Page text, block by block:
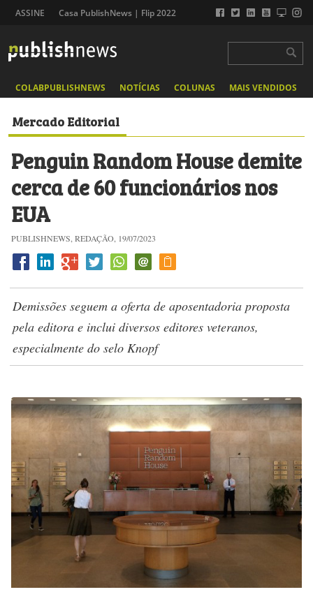
ASSINE Casa PublishNews | Flip 2022
COLABPUBLISHNEWS NOTÍCIAS COLUNAS MAIS VENDIDOS
Mercado Editorial
Penguin Random House demite
cerca de 60 funcionários nos
EUA
PUBLISHNEWS, REDAÇÃO, 19/07/2023
Demissões seguem a oferta de aposentadoria proposta
pela editora e inclui diversos editores veteranos,
especialmente do selo Knopf